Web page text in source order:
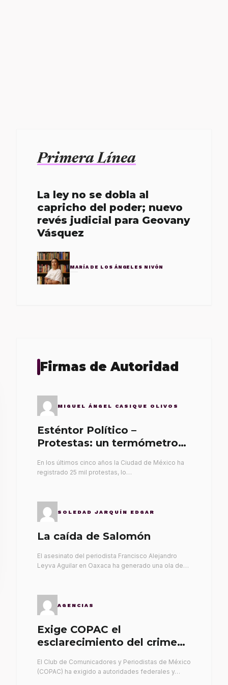
Primera Línea
La ley no se dobla al
capricho del poder; nuevo
revés judicial para Geovany
Vásquez
MARÍA DE LOS ÁNGELES NIVÓN
Firmas de Autoridad
MIGUEL ÁNGEL CASIQUE OLIVOS
Esténtor Político –
Protestas: un termómetro
En los últimos cinco años la Ciudad de México ha
registrado 25 mil protestas, lo…
SOLEDAD JARQUÍN EDGAR
La caída de Salomón
El asesinato del periodista Francisco Alejandro
Leyva Aguilar en Oaxaca ha generado una ola de…
AGENCIAS
Exige COPAC el
esclarecimiento del crimen
El Club de Comunicadores y Periodistas de México
(COPAC) ha exigido a autoridades federales y…